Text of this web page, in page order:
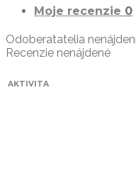
Moje recenzie 0
Odoberatatelia
Recenzie nenájdené
AKTIVITA